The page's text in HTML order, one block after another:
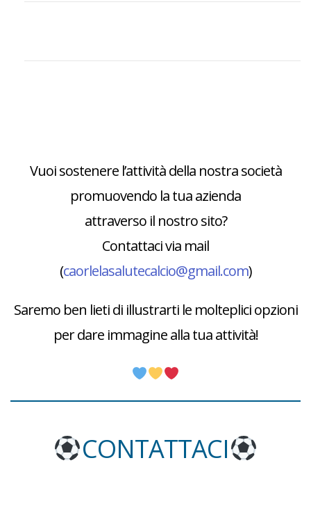
Vuoi sostenere l’attività della nostra società
promuovendo la tua azienda
attraverso il nostro sito?
Contattaci via mail
(caorlelasalutecalcio@gmail.com)
Saremo ben lieti di illustrarti le molteplici opzioni
per dare immagine alla tua attività!
CONTATTACI